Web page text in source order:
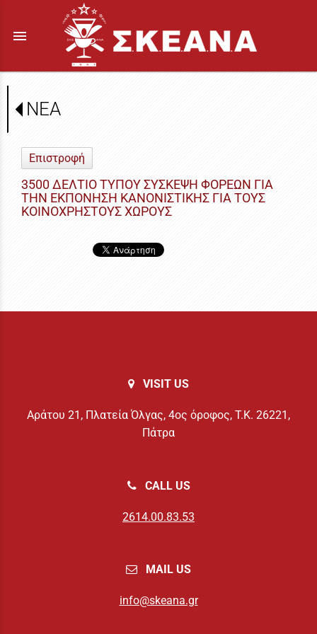
menu
ΝΕΑ
Επιστροφή
3500 ΔΕΛΤΙΟ ΤΥΠΟΥ ΣΥΣΚΕΨΗ ΦΟΡΕΩΝ ΓΙΑ
ΤΗΝ ΕΚΠΟΝΗΣΗ ΚΑΝΟΝΙΣΤΙΚΗΣ ΓΙΑ ΤΟΥΣ
ΚΟΙΝΟΧΡΗΣΤΟΥΣ ΧΩΡΟΥΣ
VISIT US
Αράτου 21, Πλατεία Όλγας, 4ος όροφος, Τ.Κ. 26221,
Πάτρα
CALL US
2614.00.83.53
MAIL US
info@skeana.gr